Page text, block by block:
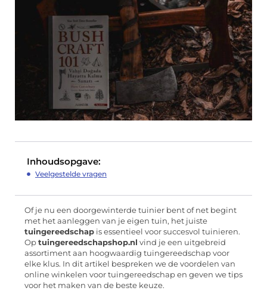
Inhoudsopgave:
Veelgestelde vragen
Of je nu een doorgewinterde tuinier bent of net begint
met het aanleggen van je eigen tuin, het juiste
tuingereedschap is essentieel voor succesvol tuinieren.
Op tuingereedschapshop.nl vind je een uitgebreid
assortiment aan hoogwaardig tuingereedschap voor
elke klus. In dit artikel bespreken we de voordelen van
online winkelen voor tuingereedschap en geven we tips
voor het maken van de beste keuze.